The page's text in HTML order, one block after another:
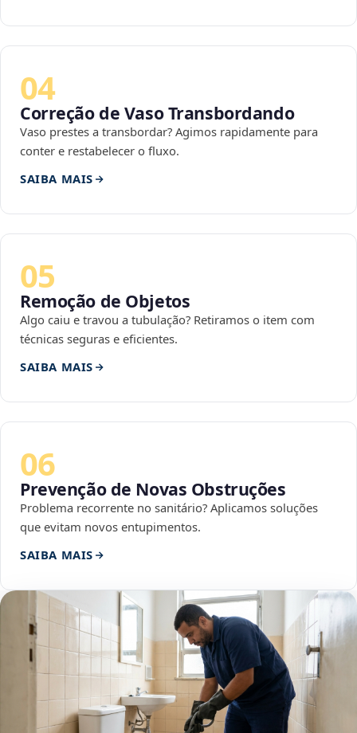
04
Correção de Vaso Transbordando
Vaso prestes a transbordar? Agimos rapidamente para
conter e restabelecer o fluxo.
SAIBA MAIS
05
Remoção de Objetos
Algo caiu e travou a tubulação? Retiramos o item com
técnicas seguras e eficientes.
SAIBA MAIS
06
Prevenção de Novas Obstruções
Problema recorrente no sanitário? Aplicamos soluções
que evitam novos entupimentos.
SAIBA MAIS